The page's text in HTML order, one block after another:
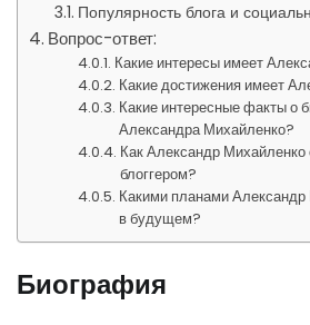
Популярность блога и
Вопрос-ответ:
Какие интересы имеет
Какие достижения имеет
Какие интересные факты о
Александра Михайленко?
Как Александр
блоггером?
Какими планами
в будущем?
Биография